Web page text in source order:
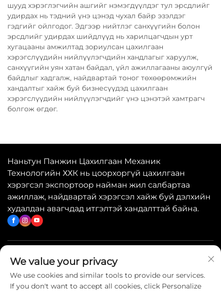
шууд хэрэглэгчийн ашгийг нэмэгдүүлдэг тул эрсдлийг
удирдах нь тэдний үнэ цэнэд чухал байр эзэлдэг
гэдгийг ойлгодог. Эдгээр нийтлэг санхүүгийн болон
эрсдлийг удирдах шийдлүүд нь харилцагчдын урт
хугацааны амжилтад зориулсан цахилгаан
хэрэгслүүдийн нийлүүлэгчдийн хандлагыг харуулж,
санхүүгийн уян хатан байдал, үйл ажиллагааны аюулгүй
байдлыг хадгалж, найдвартай тоног төхөөрөмжийн
хандалтыг хайж буй бизнесүүдэд цахилгаан
хэрэгслүүдийн нийлүүлэгчдийг үнэ цэнэтэй хамтрагч
болгож өгдөг.
Наньтун Панжин Цахилгаан Механик
Технологийн ХХК нь цоорхоргүй цахилгаан
хэрэгсэл экспортоор найман жил салбартаа
ажиллаж, найдвартай хэрэгсэл хайж буй дэлхийн
худалдан авагчдад итгэлтэй хандалттай байна.
Хурдан холбоосууд
We value your privacy
We use cookies and similar tools to provide our services.
If you don't want to accept all cookies, click Personalize